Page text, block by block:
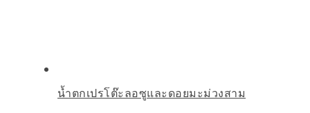
น้ำตกเปรโต๊ะลอซูและดอยมะม่วงสาม